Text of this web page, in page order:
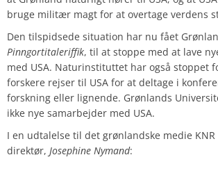
bruge militær magt for at overtage verdens
Den tilspidsede situation har nu fået
Pinngortitaleriffik, til at stoppe med at lave
med USA. Naturinstituttet har også stoppet
forskere rejser til USA for at deltage i
forskning eller lignende. Grønlands
ikke nye samarbejder med USA.
I en udtalelse til det grønlandske medie
direktør, Josephine Nymand: